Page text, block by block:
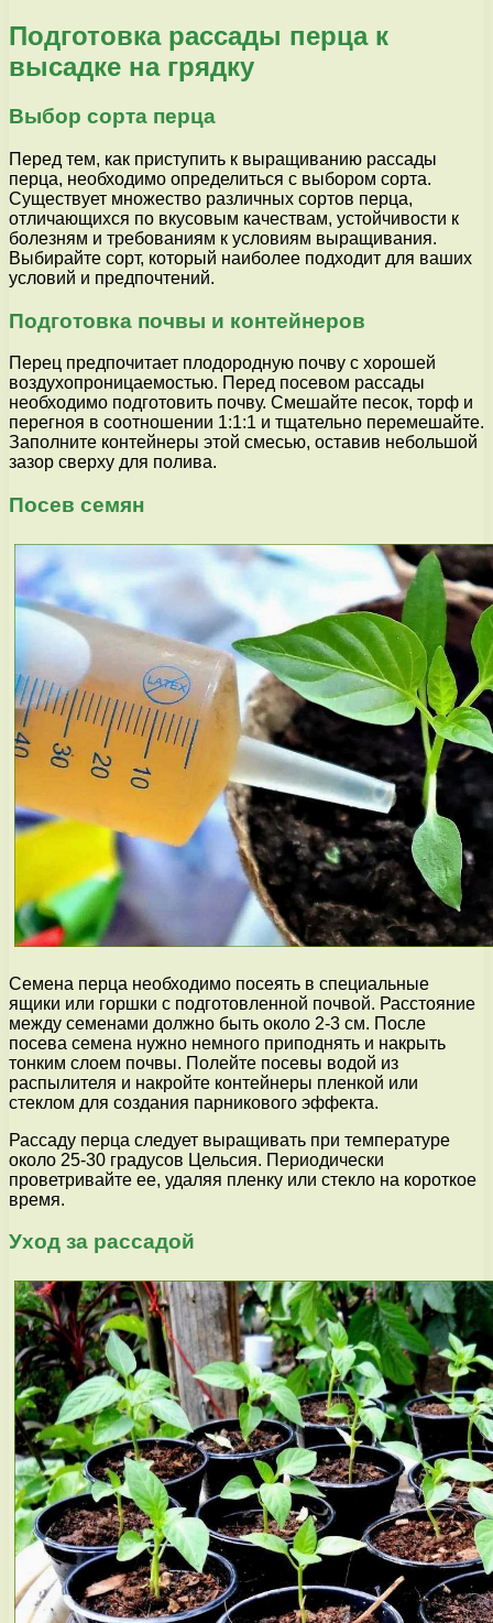
Подготовка рассады перца к
высадке на грядку
Выбор сорта перца
Перед тем, как приступить к выращиванию рассады
перца, необходимо определиться с выбором сорта.
Существует множество различных сортов перца,
отличающихся по вкусовым качествам, устойчивости к
болезням и требованиям к условиям выращивания.
Выбирайте сорт, который наиболее подходит для ваших
условий и предпочтений.
Подготовка почвы и контейнеров
Перец предпочитает плодородную почву с хорошей
воздухопроницаемостью. Перед посевом рассады
необходимо подготовить почву. Смешайте песок, торф и
перегноя в соотношении 1:1:1 и тщательно перемешайте.
Заполните контейнеры этой смесью, оставив небольшой
зазор сверху для полива.
Посев семян
Семена перца необходимо посеять в специальные
ящики или горшки с подготовленной почвой. Расстояние
между семенами должно быть около 2-3 см. После
посева семена нужно немного приподнять и накрыть
тонким слоем почвы. Полейте посевы водой из
распылителя и накройте контейнеры пленкой или
стеклом для создания парникового эффекта.
Рассаду перца следует выращивать при температуре
около 25-30 градусов Цельсия. Периодически
проветривайте ее, удаляя пленку или стекло на короткое
время.
Уход за рассадой